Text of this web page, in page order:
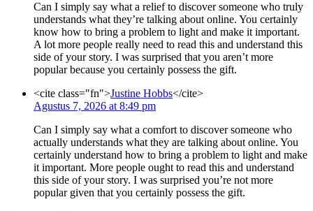
Can I simply say what a relief to discover someone who truly
understands what they’re talking about online. You certainly
know how to bring a problem to light and make it important.
A lot more people really need to read this and understand this
side of your story. I was surprised that you aren’t more
popular because you certainly possess the gift.
<cite class="fn">Justine Hobbs</cite>
Agustus 7, 2026 at 8:49 pm
Can I simply say what a comfort to discover someone who
actually understands what they are talking about online. You
certainly understand how to bring a problem to light and make
it important. More people ought to read this and understand
this side of your story. I was surprised you’re not more
popular given that you certainly possess the gift.